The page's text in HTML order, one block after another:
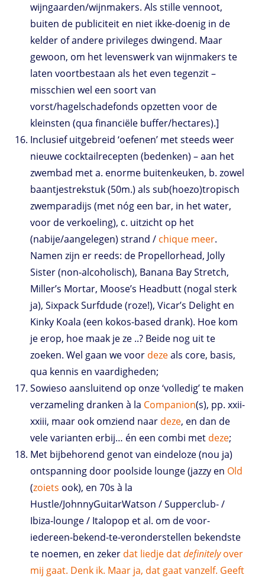
wijngaarden/wijnmakers. Als stille vennoot,
buiten de publiciteit en niet ikke-doenig in de
kelder of andere privileges dwingend. Maar
gewoon, om het levenswerk van wijnmakers te
laten voortbestaan als het even tegenzit –
misschien wel een soort van
vorst/hagelschadefonds opzetten voor de
kleinsten (qua financiële buffer/hectares).]
Inclusief uitgebreid ‘oefenen’ met steeds weer
nieuwe cocktailrecepten (bedenken) – aan het
zwembad met a. enorme buitenkeuken, b. zowel
baantjestrekstuk (50m.) als sub(hoezo)tropisch
zwemparadijs (met nóg een bar, in het water,
voor de verkoeling), c. uitzicht op het
(nabije/aangelegen) strand / chique meer.
Namen zijn er reeds: de Propellorhead, Jolly
Sister (non-alcoholisch), Banana Bay Stretch,
Miller’s Mortar, Moose’s Headbutt (nogal sterk
ja), Sixpack Surfdude (roze!), Vicar’s Delight en
Kinky Koala (een kokos-based drank). Hoe kom
je erop, hoe maak je ze ..? Beide nog uit te
zoeken. Wel gaan we voor dezeals core, basis,
qua kennis en vaardigheden;
Sowieso aansluitend op onze ‘volledig’ te maken
verzameling dranken à la Companion(s), pp. xxii-
xxiii, maar ook omziend naar deze, en dan de
vele varianten erbij… én een combi met deze;
Met bijbehorend genot van eindeloze (nou ja)
ontspanning door poolside lounge (jazzy en Old
(zoiets ook), en 70s à la
Hustle/JohnnyGuitarWatson / Supperclub- /
Ibiza-lounge / Italopop et al. om de voor-
iedereen-bekend-te-veronderstellen bekendste
te noemen, en zeker dat liedje datdefinitelyover
mij gaat. Denk ik. Maar ja, dat gaat vanzelf. Geeft